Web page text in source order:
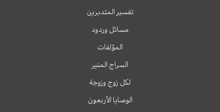
تفسير المتدبرين
مسائل وردود
المؤلفات
السراج المنير
لكل زوج وزوجة
الوصايا الأربعون